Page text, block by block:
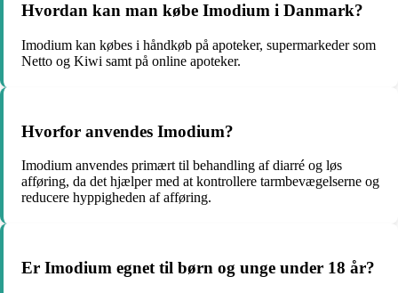
Hvordan kan man købe Imodium i Danmark?
Imodium kan købes i håndkøb på apoteker, supermarkeder som
Netto og Kiwi samt på online apoteker.
Hvorfor anvendes Imodium?
Imodium anvendes primært til behandling af diarré og løs
afføring, da det hjælper med at kontrollere tarmbevægelserne og
reducere hyppigheden af afføring.
Er Imodium egnet til børn og unge under 18 år?